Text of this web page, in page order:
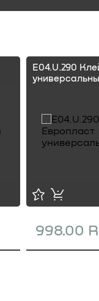
E04.U.290
998.00